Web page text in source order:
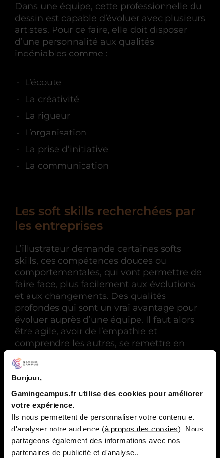
Bonjour,
Gamingcampus.fr utilise des cookies pour améliorer
votre expérience.
Ils nous permettent de personnaliser votre contenu et
d'analyser notre audience (à propos des cookies). Nous
partageons également des informations avec nos
partenaires de publicité et d'analyse..
Dans une équipe, cette professionnelle du
dessin est capable d’évoluer avec plusieurs
artistes. Pour ce faire, elle doit disposer
d’une personnalité aux qualités
indéniables comme :
L’écoute
La créativité
La rigueur
L’organisation
La prise d’initiative
La communication
Les soft skills recherchées par
les entreprises
L’illustrateur demande certaines softs
skills, ces compétences douces ou
comportementales, qui vont permettre de
faire face, plus facilement aux évolutions
et aux changements. Des qualités
profondes qui sont un vrai avantage pour
évoluer auprès d’une équipe. Il faut alors
être agile, avoir de l’empathie et
comprendre les autres, se remettre en
décisions. Tout en étant capable de
s’adapter.
Quelles études pour devenir
illustrateur jeux vidéo ?